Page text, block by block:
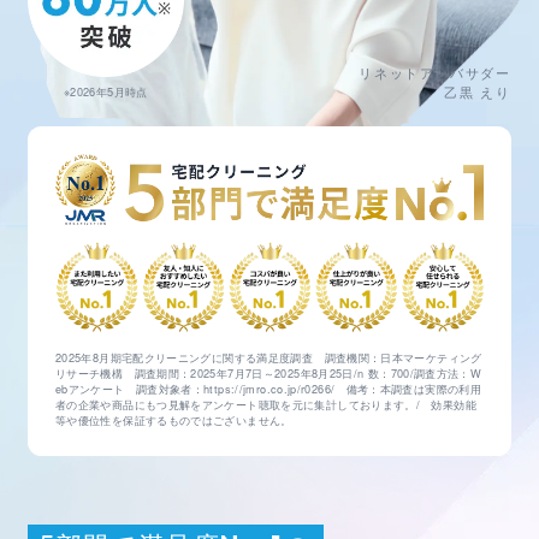
※2026年5月時点
リネットアンバサダー
乙黒 えり
2025年8月期宅配クリーニングに関する満足度調査 調査機関：日本マーケティング
リサーチ機構 調査期間：2025年7月7日～2025年8月25日/n 数：700/調査方法：W
ebアンケート 調査対象者：https://jmro.co.jp/r0266/ 備考：本調査は実際の利用
者の企業や商品にもつ見解をアンケート聴取を元に集計しております。/ 効果効能
等や優位性を保証するものではございません。